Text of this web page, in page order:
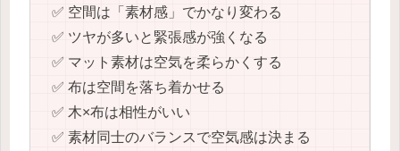
✅ 空間は「素材感」でかなり変わる
✅ ツヤが多いと緊張感が強くなる
✅ マット素材は空気を柔らかくする
✅ 布は空間を落ち着かせる
✅ 木×布は相性がいい
✅ 素材同士のバランスで空気感は決まる